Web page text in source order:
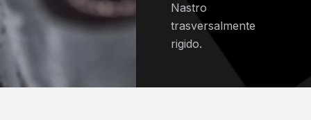
Nastro
trasversalmente
rigido.